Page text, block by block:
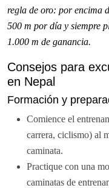
regla de oro: por encima
500 m por día y siempre
1.000 m de ganancia.
Consejos para
en Nepal
Formación y
Comience el
carrera, ciclismo) al
caminata.
Practique con una
caminatas de